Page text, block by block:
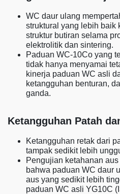
WC daur ulang
struktural yang lebih baik
struktur butiran selama
elektrolitik dan sintering.
Paduan WC-10Co yang
tidak hanya menyamai
kinerja paduan WC asli
ketangguhan benturan,
ganda.
Ketangguhan Patah
Ketangguhan retak dari
tampak sedikit lebih
Pengujian ketahanan
bahwa paduan WC daur
aus yang sedikit lebih
paduan WC asli YG10C